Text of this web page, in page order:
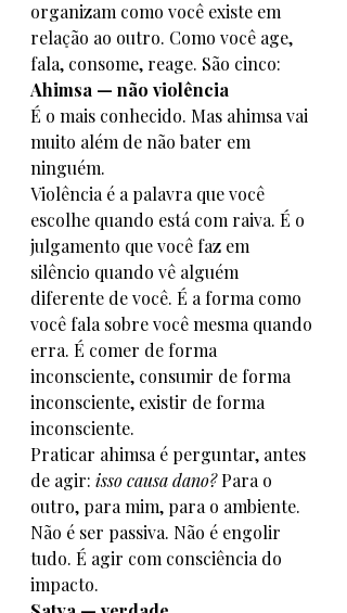
organizam como você existe em
relação ao outro. Como você age,
fala, consome, reage. São cinco:
Ahimsa — não violência
É o mais conhecido. Mas ahimsa vai
muito além de não bater em
ninguém.
Violência é a palavra que você
escolhe quando está com raiva. É o
julgamento que você faz em
silêncio quando vê alguém
diferente de você. É a forma como
você fala sobre você mesma quando
erra. É comer de forma
inconsciente, consumir de forma
inconsciente, existir de forma
inconsciente.
Praticar ahimsa é perguntar, antes
de agir: isso causa dano? Para o
outro, para mim, para o ambiente.
Não é ser passiva. Não é engolir
tudo. É agir com consciência do
impacto.